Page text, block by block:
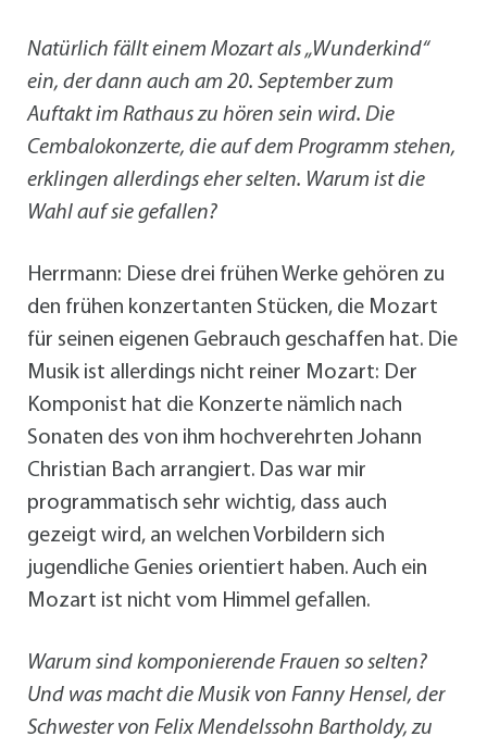
Natürlich fällt einem Mozart als „Wunderkind“
ein, der dann auch am 20. September zum
Auftakt im Rathaus zu hören sein wird. Die
Cembalokonzerte, die auf dem Programm stehen,
erklingen allerdings eher selten. Warum ist die
Wahl auf sie gefallen?
Herrmann: Diese drei frühen Werke gehören zu
den frühen konzertanten Stücken, die Mozart
für seinen eigenen Gebrauch geschaffen hat. Die
Musik ist allerdings nicht reiner Mozart: Der
Komponist hat die Konzerte nämlich nach
Sonaten des von ihm hochverehrten Johann
Christian Bach arrangiert. Das war mir
programmatisch sehr wichtig, dass auch
gezeigt wird, an welchen Vorbildern sich
jugendliche Genies orientiert haben. Auch ein
Mozart ist nicht vom Himmel gefallen.
Warum sind komponierende Frauen so selten?
Und was macht die Musik von Fanny Hensel, der
Schwester von Felix Mendelssohn Bartholdy, zu